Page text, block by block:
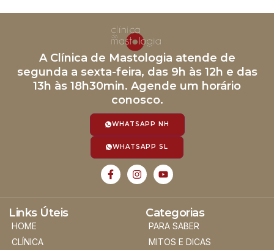
A Clínica de Mastologia atende de
segunda a sexta-feira, das 9h às 12h e das
13h às 18h30min. Agende um horário
conosco.
WHATSAPP NH
WHATSAPP SL
Links Úteis
HOME
CLÍNICA
Categorias
PARA SABER
MITOS E DICAS